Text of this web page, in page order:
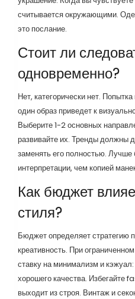
считывается окружающими.
это послание.
Стоит ли
одновременно?
Нет, категорически нет.
один образ приведет к
Выберите 1-2 основных
развивайте их. Тренды должны
заменять его полностью. Лучше
интерпретации, чем копией
Как бюджет
стиля?
Бюджет определяет стратегию
креативность. При
ставку на минимализм и
хорошего качества. Избегайте
выходит из строя. Винтаж и